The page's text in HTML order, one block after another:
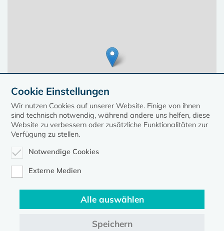
Diese Seite gehört zum Portalkirche-mv.de
Evangelische Kirche in Mecklenburg-Vorpommern © 2026
Cookie Einstellungen
Wir nutzen Cookies auf unserer Website. Einige von ihnen
sind technisch notwendig, während andere uns helfen, diese
Website zu verbessern oder zusätzliche Funktionalitäten zur
Verfügung zu stellen.
Notwendige Cookies
Externe Medien
Alle auswählen
Speichern